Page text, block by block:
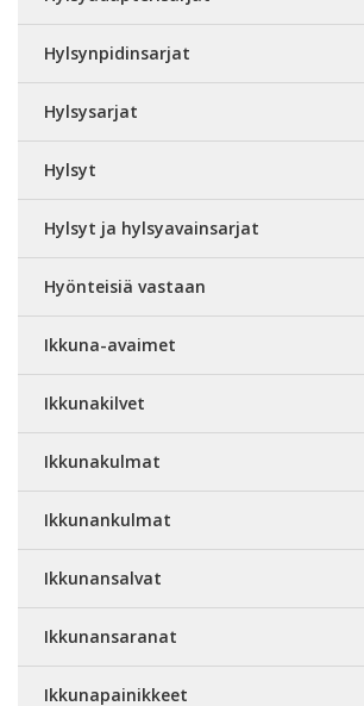
Hylsynpidinsarjat
Hylsysarjat
Hylsyt
Hylsyt ja hylsyavainsarjat
Hyönteisiä vastaan
Ikkuna-avaimet
Ikkunakilvet
Ikkunakulmat
Ikkunankulmat
Ikkunansalvat
Ikkunansaranat
Ikkunapainikkeet